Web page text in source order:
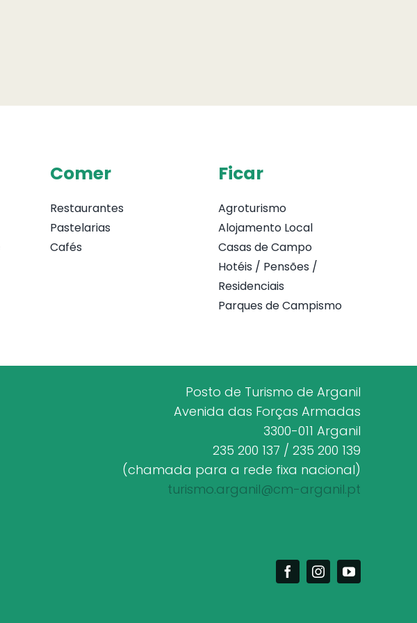
Comer
Restaurantes
Pastelarias
Cafés
Ficar
Agroturismo
Alojamento Local
Casas de Campo
Hotéis / Pensões /
Residenciais
Parques de Campismo
Posto de Turismo de Arganil
Avenida das Forças Armadas
3300-011 Arganil
235 200 137 / 235 200 139
(chamada para a rede fixa nacional)
turismo.arganil@cm-arganil.pt